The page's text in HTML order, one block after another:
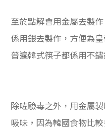
至於點解會用金屬去製
係用銀去製作，方便為
普遍韓式筷子都係用不
除咗驗毒之外，用金屬
吸味，因為韓國食物比